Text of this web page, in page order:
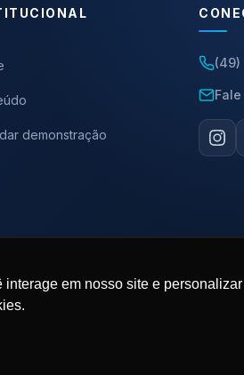
em nosso site e
demonstração
(49)